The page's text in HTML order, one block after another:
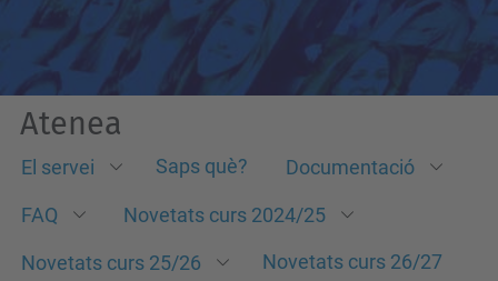
Atenea
El servei Saps què? Documentació
FAQ Novetats curs 2024/25
Novetats curs 25/26 Novetats curs 26/27